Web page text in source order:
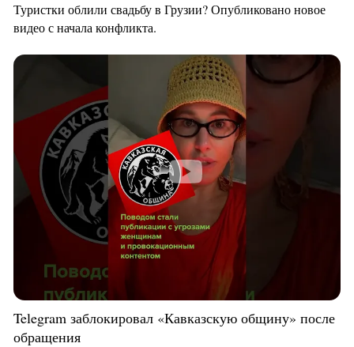
Туристки облили свадьбу в Грузии? Опубликовано новое
видео с начала конфликта.
Telegram заблокировал «Кавказскую общину» после
обращения